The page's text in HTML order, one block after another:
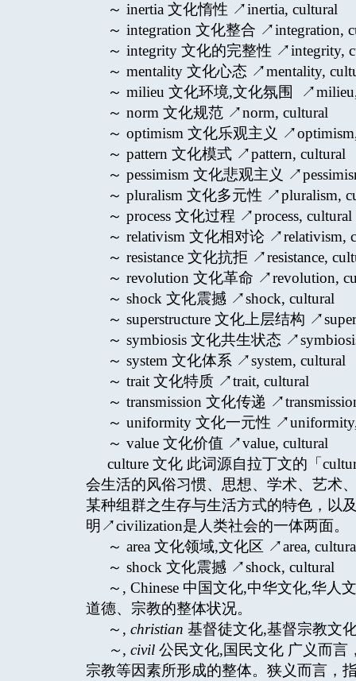
～ inertia 文化惰性 ↗inertia, cultural
～ integration 文化整合 ↗integration,
～ integrity 文化的完整性 ↗integrity,
～ mentality 文化心态 ↗mentality,
～ milieu 文化环境,文化氛围
～ norm 文化规范 ↗norm, cultural
～ optimism 文化乐观主义
～ pattern 文化模式 ↗pattern, cultural
～ pessimism 文化悲观主义
～ pluralism 文化多元性 ↗pluralism,
～ process 文化过程 ↗process, cultural
～ relativism 文化相对论 ↗relativism,
～ resistance 文化抗拒 ↗resistance,
～ revolution 文化革命 ↗revolution,
～ shock 文化震撼 ↗shock, cultural
～ superstructure 文化上层结构
～ symbiosis 文化共生状态
～ system 文化体系 ↗system, cultural
～ trait 文化特质 ↗trait, cultural
～ transmission 文化传递
～ uniformity 文化一元性
～ value 文化价值 ↗value, cultural
culture 文化 此词源自拉丁文的「
会生活的风俗习惯、思想、学术、艺术
某种组群之生存与生活方式的特色，以
明↗civilization是人类社会的一体两面。
～ area 文化领域,文化区 ↗area,
～ shock 文化震撼 ↗shock, cultural
～, Chinese 中国文化,中华文化,华
道德、宗教的整体状况。
～, christian 基督徒文化,基督宗教文
～, civil 公民文化,国民文化 广义而言
宗教等因素所形成的整体。狭义而言，